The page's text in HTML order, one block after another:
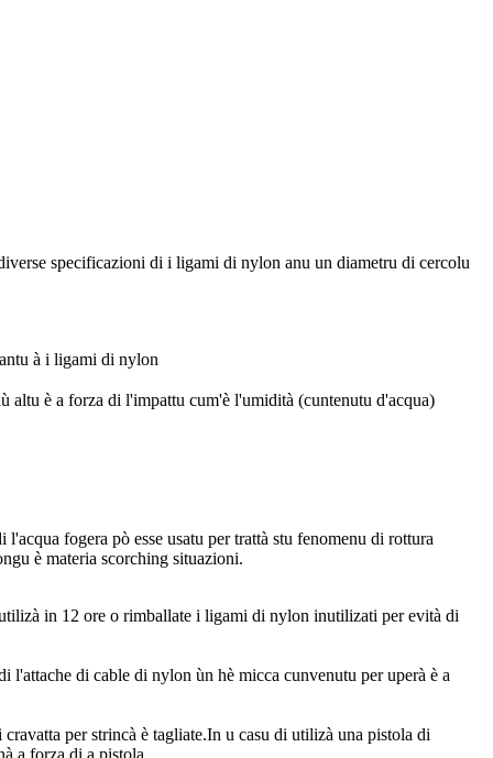
specificazioni di i ligami di nylon anu un diametru di cercolu
à i ligami di nylon
è a forza di l'impattu cum'è l'umidità (cuntenutu d'acqua)
fogera pò esse usatu per trattà stu fenomenu di rottura
è materia scorching situazioni.
in 12 ore o rimballate i ligami di nylon inutilizati per evità di
di cable di nylon ùn hè micca cunvenutu per uperà è a
per strincà è tagliate.In u casu di utilizà una pistola di
a forza di a pistola.